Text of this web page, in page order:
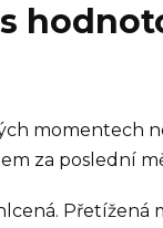
momentech
za poslední
Přetížená